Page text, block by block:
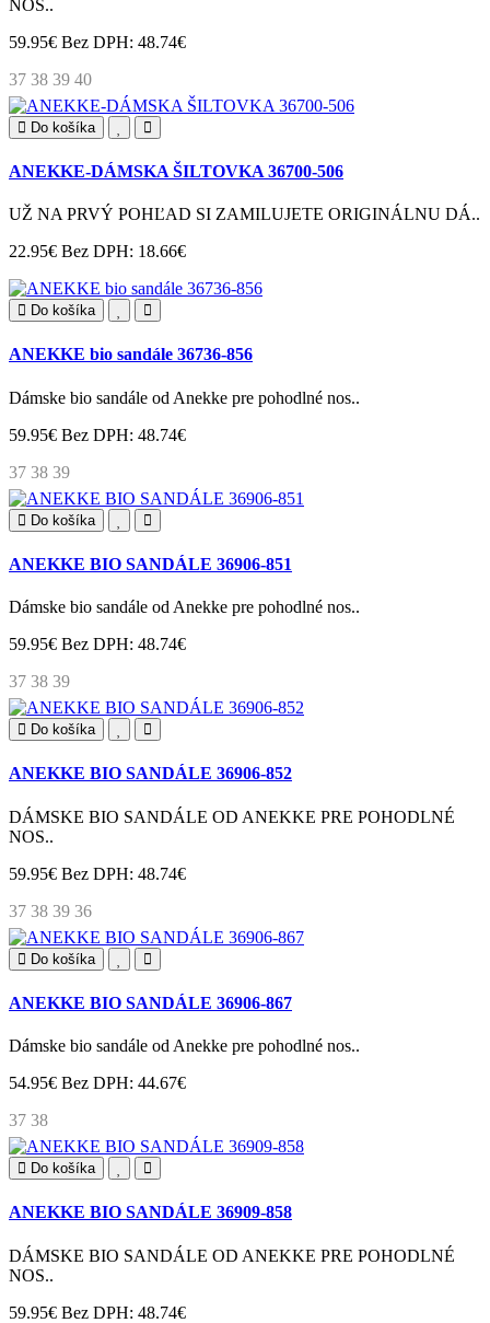
NOS..
59.95€ Bez DPH: 48.74€
37 38 39 40
Do košíka
ANEKKE-DÁMSKA ŠILTOVKA 36700-506
UŽ NA PRVÝ POHĽAD SI ZAMILUJETE ORIGINÁLNU DÁ..
22.95€ Bez DPH: 18.66€
Do košíka
ANEKKE bio sandále 36736-856
Dámske bio sandále od Anekke pre pohodlné nos..
59.95€ Bez DPH: 48.74€
37 38 39
Do košíka
ANEKKE BIO SANDÁLE 36906-851
Dámske bio sandále od Anekke pre pohodlné nos..
59.95€ Bez DPH: 48.74€
37 38 39
Do košíka
ANEKKE BIO SANDÁLE 36906-852
DÁMSKE BIO SANDÁLE OD ANEKKE PRE POHODLNÉ
NOS..
59.95€ Bez DPH: 48.74€
37 38 39 36
Do košíka
ANEKKE BIO SANDÁLE 36906-867
Dámske bio sandále od Anekke pre pohodlné nos..
54.95€ Bez DPH: 44.67€
37 38
Do košíka
ANEKKE BIO SANDÁLE 36909-858
DÁMSKE BIO SANDÁLE OD ANEKKE PRE POHODLNÉ
NOS..
59.95€ Bez DPH: 48.74€